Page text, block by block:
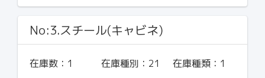
No:3.スチール(キャビネ)
在庫数： 1 在庫種別： 21 在庫種類： 1